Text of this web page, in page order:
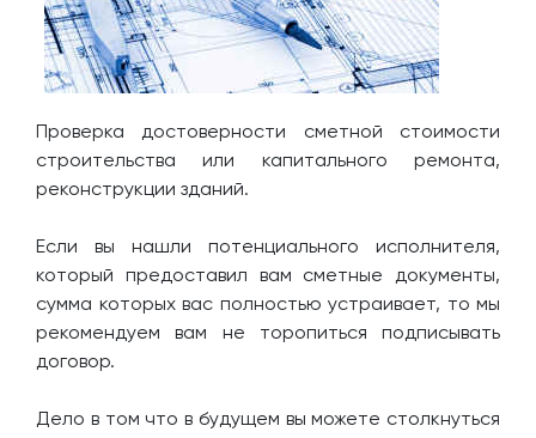
Проверка достоверности сметной стоимости
строительства или капитального ремонта,
реконструкции зданий.
Если вы нашли потенциального исполнителя,
который предоставил вам сметные документы,
сумма которых вас полностью устраивает, то мы
рекомендуем вам не торопиться подписывать
договор.
Дело в том что в будущем вы можете столкнуться